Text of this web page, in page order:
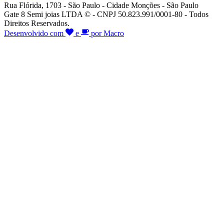
Rua Flórida, 1703 - São Paulo - Cidade Monções - São Paulo
Gate 8 Semi joias LTDA © - CNPJ 50.823.991/0001-80 - Todos
Direitos Reservados.
Desenvolvido com
e por Macro